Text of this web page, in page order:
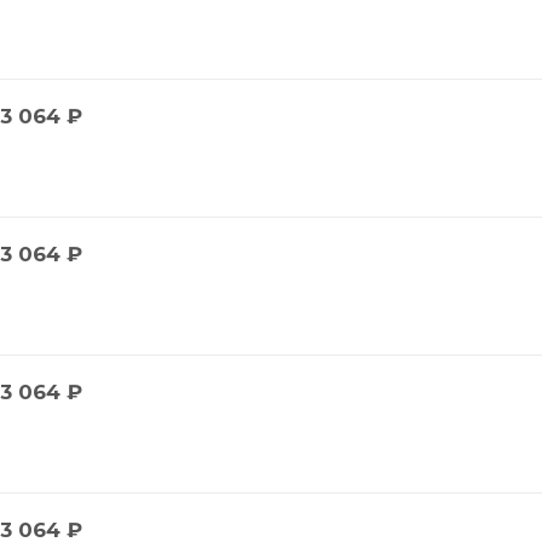
3 064₽
3 064₽
3 064₽
3 064₽